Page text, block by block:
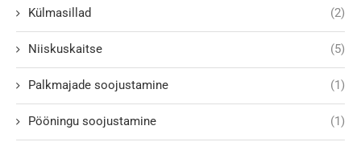
Külmasillad (2)
Niiskuskaitse (5)
Palkmajade soojustamine (1)
Pööningu soojustamine (1)